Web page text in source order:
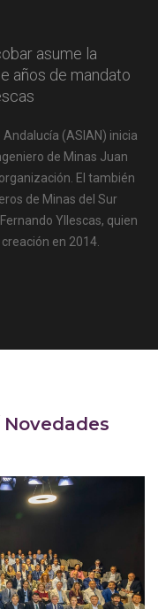
asume la
años de mandato
Andalucía (ASIAN) inicia
de Minas Juan
El también
de Minas del Sur
Yllescas, quien
en 2014.